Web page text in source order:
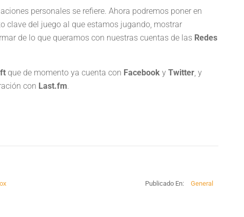
personales se refiere. Ahora podremos poner en
clave del juego al que estamos jugando, mostrar
de lo que queramos con nuestras cuentas de las Redes
que de momento ya cuenta con Facebook y Twitter, y
con Last.fm.
Publicado En: General